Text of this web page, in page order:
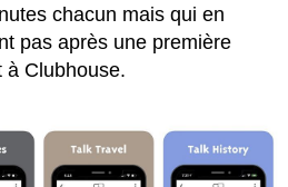
chacun mais qui en
pas après une première
à Clubhouse.